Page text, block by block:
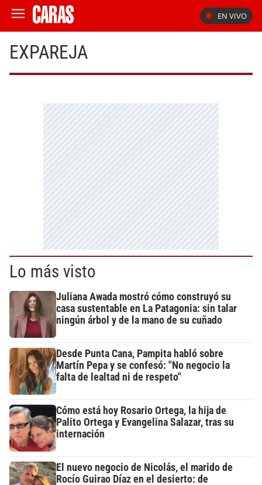
EN VIVO
EXPAREJA
Lo más visto
Juliana Awada mostró cómo construyó su
casa sustentable en La Patagonia: sin talar
ningún árbol y de la mano de su cuñado
Desde Punta Cana, Pampita habló sobre
Martín Pepa y se confesó: "No negocio la
falta de lealtad ni de respeto"
Cómo está hoy Rosario Ortega, la hija de
Palito Ortega y Evangelina Salazar, tras su
internación
El nuevo negocio de Nicolás, el marido de
Rocío Guirao Díaz en el desierto: de